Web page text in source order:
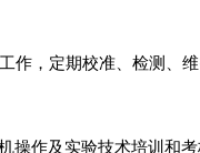
作，定期校准、检测、
操作及实验技术培训和